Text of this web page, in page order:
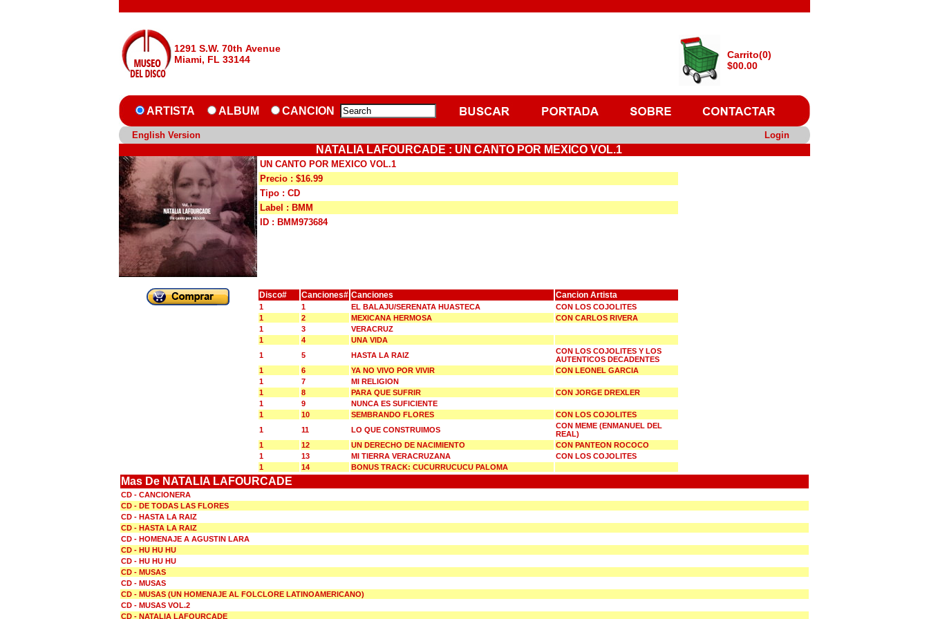
1291 S.W. 70th Avenue
Miami, FL 33144
Carrito(0)
$00.00
ARTISTA ALBUM CANCION
English Version Login
NATALIA LAFOURCADE : UN CANTO POR MEXICO VOL.1
UN CANTO POR MEXICO VOL.1
Precio : $16.99
Tipo : CD
Label : BMM
ID : BMM973684
Disco# Canciones# Canciones Cancion Artista
1 1 EL BALAJU/SERENATA HUASTECA
CON LOS COJOLITES
1
2 MEXICANA HERMOSA
CON CARLOS RIVERA
1
3
VERACRUZ
1
4
UNA VIDA
1
5 HASTA LA RAIZ
CON LOS COJOLITES Y LOS
AUTENTICOS DECADENTES
1
6 YA NO VIVO POR VIVIR
CON LEONEL GARCIA
1
7
MI RELIGION
1
8 PARA QUE SUFRIR
CON JORGE DREXLER
1
9
NUNCA ES SUFICIENTE
1
10 SEMBRANDO FLORES
CON LOS COJOLITES
1
11 LO QUE CONSTRUIMOS
CON MEME (ENMANUEL DEL
REAL)
1
12 UN DERECHO DE NACIMIENTO
CON PANTEON ROCOCO
1
13 MI TIERRA VERACRUZANA
CON LOS COJOLITES
1
14 BONUS TRACK: CUCURRUCUCU PALOMA
Mas De NATALIA LAFOURCADE
CD - CANCIONERA
CD - DE TODAS LAS FLORES
CD - HASTA LA RAIZ
CD - HASTA LA RAIZ
CD - HOMENAJE A AGUSTIN LARA
CD - HU HU HU
CD - HU HU HU
CD - MUSAS
CD - MUSAS
CD - MUSAS (UN HOMENAJE AL FOLCLORE LATINOAMERICANO)
CD - MUSAS VOL.2
CD - NATALIA LAFOURCADE